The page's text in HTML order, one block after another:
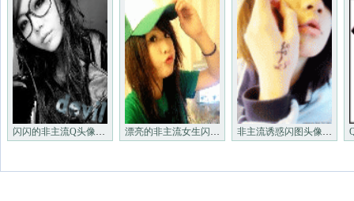
闪闪的非主流Q头像_非主流闪动 漂亮的非主流女生闪闪头像_非 非主流诱惑闪图头像＿非主流个